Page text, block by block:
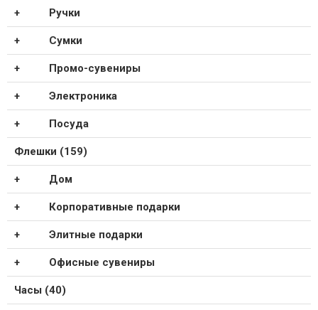
Ручки
Сумки
Промо-сувениры
Электроника
Посуда
Флешки (159)
Дом
Корпоративные подарки
Элитные подарки
Офисные сувениры
Часы (40)